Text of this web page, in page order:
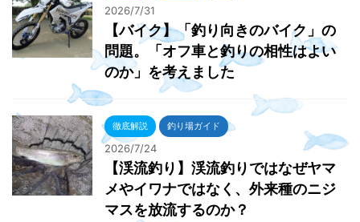
2026/7/31
【バイク】「釣り向きのバイク」の
問題。「オフ車と釣りの相性はよい
のか」を考えました
徹底解説 釣り場ガイド
2026/7/24
【渓流釣り】渓流釣りではなぜヤマ
メやイワナではなく、外来種のニジ
マスを放流するのか？